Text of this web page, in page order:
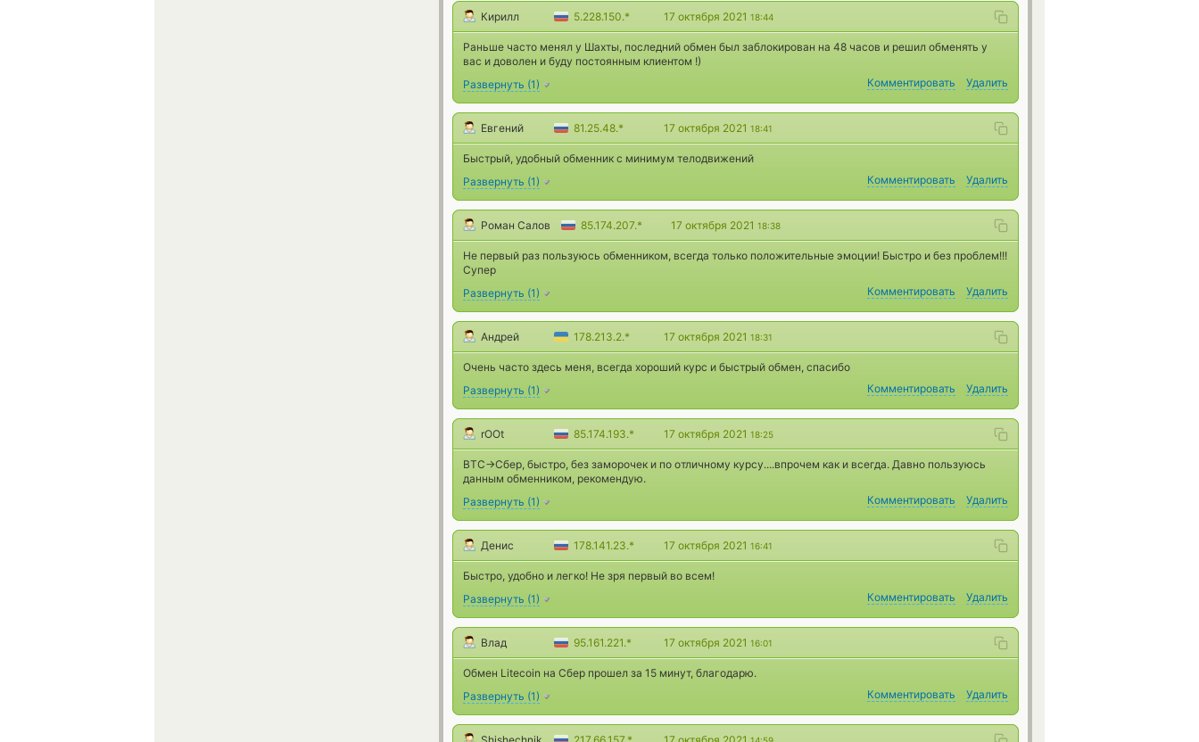
Кирилл 5.228.150.* 17 октября 2021 18:44
Раньше часто менял у Шахты, последний обмен был заблокирован на 48 часов и решил обменять у
вас и доволен и буду постоянным клиентом !)
Развернуть (1) Комментировать Удалить
Евгений 81.25.48.* 17 октября 2021 18:41
Быстрый, удобный обменник с минимум телодвижений
Развернуть (1) Комментировать Удалить
Роман Салов 85.174.207.* 17 октября 2021 18:38
Не первый раз пользуюсь обменником, всегда только положительные эмоции! Быстро и без проблем!!!
Супер
Развернуть (1) Комментировать Удалить
Андрей 178.213.2.* 17 октября 2021 18:31
Очень часто здесь меня, всегда хороший курс и быстрый обмен, спасибо
Развернуть (1) Комментировать Удалить
rOOt 85.174.193.* 17 октября 2021 18:25
BTC->Сбер, быстро, без заморочек и по отличному курсу....впрочем как и всегда. Давно пользуюсь
данным обменником, рекомендую.
Развернуть (1) Комментировать Удалить
Денис 178.141.23.* 17 октября 2021 16:41
Быстро, удобно и легко! Не зря первый во всем!
Развернуть (1) Комментировать Удалить
Влад 95.161.221.* 17 октября 2021 16:01
Обмен Litecoin на Сбер прошел за 15 минут, благодарю.
Развернуть (1) Комментировать Удалить